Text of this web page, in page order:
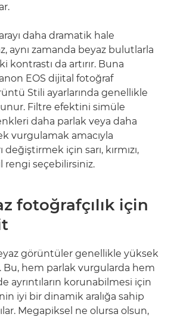
daha dramatik hale
aynı zamanda beyaz bulutlarla
kontrastı da artırır. Buna
EOS dijital fotoğraf
Stili ayarlarında genellikle
Filtre efektini simüle
daha parlak veya daha
vurgulamak amacıyla
için sarı, kırmızı,
rengi seçebilirsiniz.
fotoğrafçılık için
görüntüler genellikle yüksek
Bu, hem parlak vurgularda hem
ayrıntıların korunabilmesi için
iyi bir dinamik aralığa sahip
Megapiksel ne olursa olsun,